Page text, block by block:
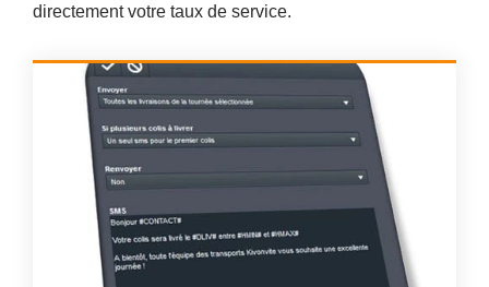
directement votre taux de service.